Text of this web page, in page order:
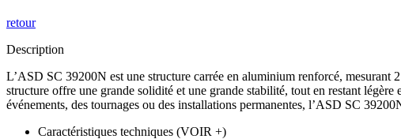
retour
Description
L’ASD SC 39200N est une structure carrée en aluminium renforcé, mesurant
structure offre une grande solidité et une grande stabilité, tout en restant
événements, des tournages ou des installations permanentes, l’ASD SC
Caractéristiques techniques (VOIR +)